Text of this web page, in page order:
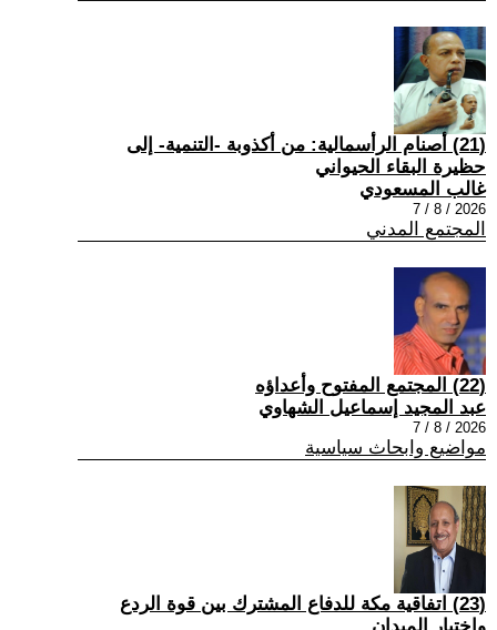
(21) أصنام الرأسمالية: من أكذوبة -التنمية- إلى
حظيرة البقاء الحيواني
غالب المسعودي
2026 / 8 / 7
المجتمع المدني
(22) المجتمع المفتوح وأعداؤه
عبد المجيد إسماعيل الشهاوي
2026 / 8 / 7
مواضيع وابحاث سياسية
(23) اتفاقية مكة للدفاع المشترك بين قوة الردع